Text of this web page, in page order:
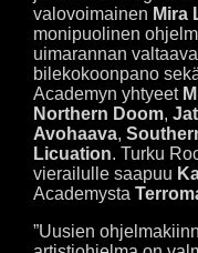
valovoimainen Mira
monipuolinen
uimarannan
bilekokoonpano
Academyn yhtyeet
Northern Doom,
Avohaava,
Licuation. Turku
vierailulle saapuu
Academysta
”Uusien